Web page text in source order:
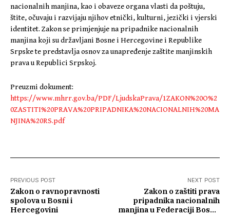
nacionalnih manjina, kao i obaveze organa vlasti da poštuju,
štite, očuvaju i razvijaju njihov etnički, kulturni, jezički i vjerski
identitet. Zakon se primjenjuje na pripadnike nacionalnih
manjina koji su državljani Bosne i Hercegovine i Republike
Srpske te predstavlja osnov za unapređenje zaštite manjinskih
prava u Republici Srpskoj.
Preuzmi dokument:
https://www.mhrr.gov.ba/PDF/LjudskaPrava/1ZAKON%20O%2
0ZASTITI%20PRAVA%20PRIPADNIKA%20NACIONALNIH%20MA
NJINA%20RS.pdf
PREVIOUS POST
Zakon o ravnopravnosti
spolova u Bosni i
Hercegovini
NEXT POST
Zakon o zaštiti prava
pripadnika nacionalnih
manjina u Federaciji Bosne